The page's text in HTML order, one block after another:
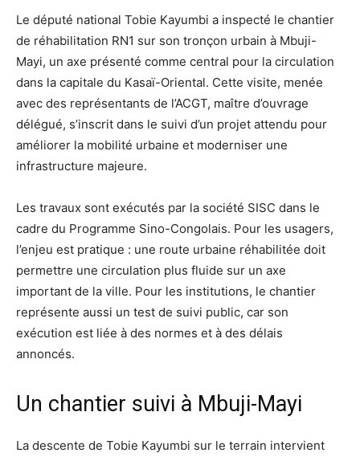
Le député national Tobie Kayumbi a inspecté le chantier
de réhabilitation RN1 sur son tronçon urbain à Mbuji-
Mayi, un axe présenté comme central pour la circulation
dans la capitale du Kasaï-Oriental. Cette visite, menée
avec des représentants de l’ACGT, maître d’ouvrage
délégué, s’inscrit dans le suivi d’un projet attendu pour
améliorer la mobilité urbaine et moderniser une
infrastructure majeure.
Les travaux sont exécutés par la société SISC dans le
cadre du Programme Sino-Congolais. Pour les usagers,
l’enjeu est pratique : une route urbaine réhabilitée doit
permettre une circulation plus fluide sur un axe
important de la ville. Pour les institutions, le chantier
représente aussi un test de suivi public, car son
exécution est liée à des normes et à des délais
annoncés.
Un chantier suivi à Mbuji-Mayi
La descente de Tobie Kayumbi sur le terrain intervient